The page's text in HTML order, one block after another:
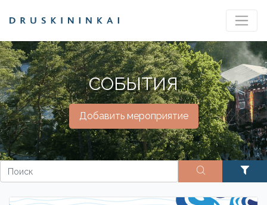
СОБЫТИЯ
Добавить мероприятие